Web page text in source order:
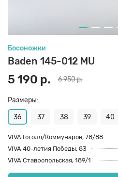
Босоножки
Baden 145-012 MU
5 190 р. 6 950 р.
Размеры:
36 37 38 39 40
VIVA Гоголя/Коммунаров, 78/88
VIVA 40-летия Победы, 83
VIVA Ставропольская, 189/1
8 den
Полустельки
Пропитка
Пяткоудерживатели
Растяжитель и Очиститель